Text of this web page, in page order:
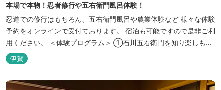
本場で本物！忍者修行や五右衛門風呂体験！
忍道での修行はもちろん、五右衛門風呂や農業体験など 様々な体験
予約をオンラインで受付ております。 宿泊も可能ですので是非ご利
用ください。 ＜体験プログラム＞ ①石川五右衛門を知り楽しも
う！ ②忍者をめざそう！（入門・初級編） ③忍者の基礎体力づく
り！農業体験！ ④忍者の里山散策と忍者修行を楽しもう！（山中
で忍道修行）
伊賀